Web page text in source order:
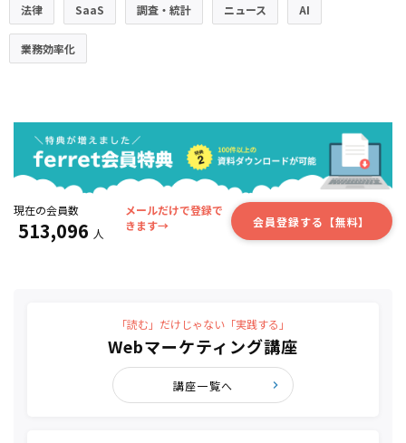
法律 SaaS 調査・統計 ニュース AI
業務効率化
現在の会員数
513,096 人
メールだけで登録で
きます→
会員登録する【無料】
「読む」だけじゃない「実践する」
Webマーケティング講座
講座一覧へ